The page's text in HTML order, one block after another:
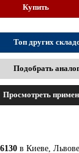
Купить
Топ других
Подобрать
Просмотреть
в Киеве,